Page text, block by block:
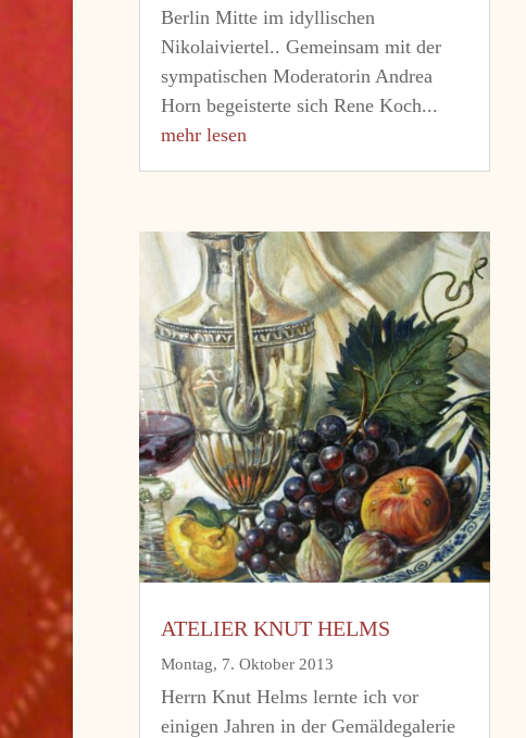
Berlin Mitte im idyllischen
Nikolaiviertel.. Gemeinsam mit der
sympatischen Moderatorin Andrea
Horn begeisterte sich Rene Koch...
mehr lesen
ATELIER KNUT HELMS
Montag, 7. Oktober 2013
Herrn Knut Helms lernte ich vor
einigen Jahren in der Gemäldegalerie